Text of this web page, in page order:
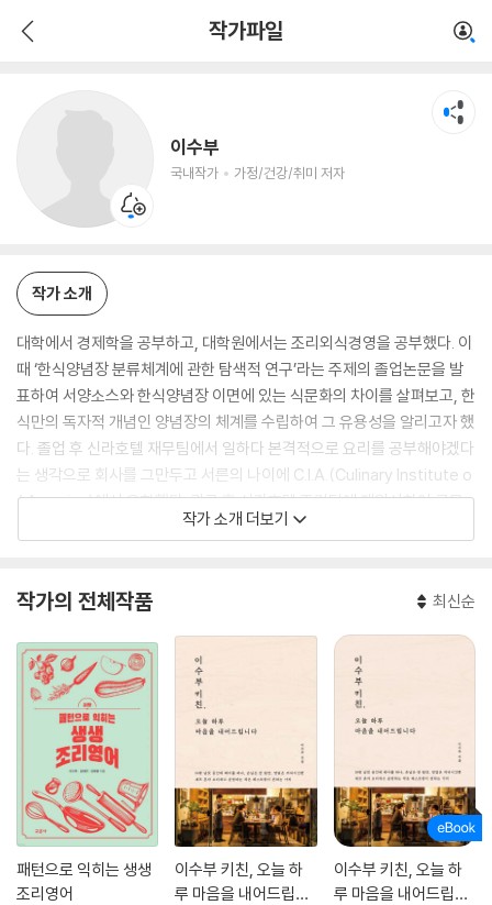
작가파일
이수부
국내작가 가정/건강/취미 저자
가정/건강/취미 저자
작가 소개
대학에서 경제학을 공부하고, 대학원에서는 조리외식경영을 공부했다. 이
때 ‘한식양념장 분류체계에 관한 탐색적 연구’라는 주제의 졸업논문을 발
표하여 서양소스와 한식양념장 이면에 있는 식문화의 차이를 살펴보고, 한
식만의 독자적 개념인 양념장의 체계를 수립하여 그 유용성을 알리고자 했
다. 졸업 후 신라호텔 재무팀에서 일하다 본격적으로 요리를 공부해야겠다
는 생각으로 회사를 그만두고 서른의 나이에 C.I.A.(Culinary Institute o
f America)에서 유학했다. 귀국 후 신라호텔 조리팀에 재입사하여 근무
하였고, 대학에서 조리과 학생들을 가르치기도 했다. 사십대 후반 창업하
다. 인스타그램(@leesooboo)에 음식과 관련된 소소한 일상의 감정을
올리고 있으며 이수부 키친에서 쓰고 만드는 재료 등은 네이버스토어팜을
통해 소개하고 있다.
작가 소개 더보기
작가의 전체작품 최신순
패턴으로 익히는 생생
조리영어
이수부 키친, 오늘 하
루 마음을 내어드립니
이수부 키친, 오늘 하
루 마음을 내어드립니